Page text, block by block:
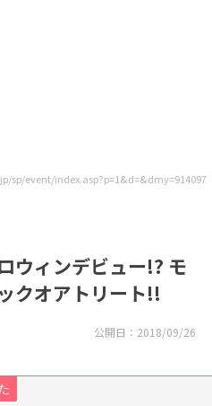
sp/event/index.asp?p=1&d=&dmy=914097
ウィンデビュー!? モ
クオアトリート!!
公開日： 2018/09/26